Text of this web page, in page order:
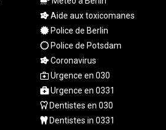
13785.828699
VES 873.763846
VND
30295.956222
WST 3.160546
XAF 655.948849
XAG 0.018188
XAU 0.000266
Aide aux toxicomanes
Police de Berlin
Police de Potsdam
Coronavirus
Urgence en 030
Urgence en 0331
Dentistes en 030
Dentistes in 0331